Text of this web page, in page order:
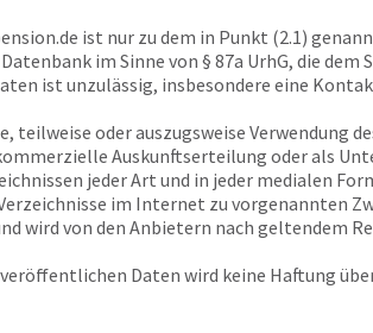
ist nur zu dem in Punkt (2.1)
im Sinne von § 87a UrhG, die dem
ist unzulässig, insbesondere eine
oder auszugsweise Verwendung
Auskunftserteilung oder als
jeder Art und in jeder medialen
im Internet zu vorgenannten
wird von den Anbietern nach geltendem
veröffentlichen Daten wird keine Haftung